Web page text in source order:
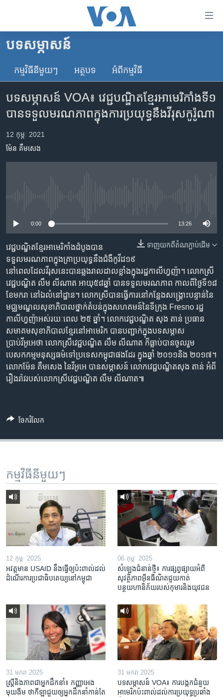
គេហទំព័រ​
និង​
ចូល​
ទំព័រ​
ម្តង
រំលង​
សម្ព័ន្ធ​
រំលង​
និង​
ចូល​
ទៅ​
កាន់​
ទំព័រ​
ស្វែង​
រក
កម្ពុជា
អន្តរជាតិ
ហេឡូវីអូអេ
កម្ពុជាច្នៃប្រតិដ្ឋ
បណ្តាញ​សង្គម
ភាសា
បទ​សម្ភាសន៍
កម្មវិធី​នីមួយៗ អត្ថបទ​ អំពី​កម្មវិធី​
បទសម្ភាសន៍ VOA៖ វេជ្ជបណ្ឌិតខ្មែរអាមេរិកាំងទី១
បានទទួលមរណភាពក្នុងការប្រយុទ្ធនឹងវីរុសកូរ៉ូណា
12 កុម្ភៈ 2021
ម៉ែន គឹមសេង
0:00 13:26
ទាញ​យក​ពី​តំណភ្ជាប់​ដើម
វេជ្ជបណ្ឌិតខ្មែរអាមេរិកាំងដំបូងបាន
ទទួលមរណភាពក្នុងគ្រាប្រយុទ្ធនឹងជំងឺកូវីដ១៩
នៅពេលដែលវីរុសនេះបានឆ្លងរាលដាលខ្លាំងក្នុងរដ្ឋកាលីហ្វញ៉ា។ លោកស្រី
វេជ្ជបណ្ឌិត លឹម លីណាត អាយុ៥៨ឆ្នាំ បានទទួលមរណភាព កាលពីថ្ងៃទី១៨
ខែមករា នៅឯលំនៅដ្ឋាន។ លោកស្រីបានធ្វើការនៅកន្លែងសង្គ្រោះបន្ទាន់នៃ
មជ្ឈមណ្ឌលសុខាភិបាលថ្នាក់តំបន់ក្នុងសហគមន៍នៃទីក្រុង Fresno រដ្ឋ
កាលីហ្វញ៉ាអស់រយៈពេល ២៥ ឆ្នាំ។ លោកវេជ្ជបណ្ឌិត សុង តាន់ ប្រធាន
សមាគមសុខាភិបាលខ្មែរនៅអាមេរិក បានបញ្ជាក់ក្នុងបទសម្ភាស
ប្រាប់វីអូអេថា លោកស្រីវេជ្ជបណ្ឌិត លឹម លីណាត ក៏ធ្លាប់បានចូលរួម
បេសកកម្មមនុស្សធម៌ទៅប្រទេសកម្ពុជាផងដែរ ក្នុងឆ្នាំ ២០១១និង ២០១៧។
លោកម៉ែន គឹមសេង នៃវីអូអេ បានសម្ភាសន៍ លោកវេជ្ជបណ្ឌិតសុង តាន់ អំពី
រឿងរ៉ាវរបស់លោកស្រីវេជ្ជបណ្ឌិត លឹម លីណាត៕
ចែករំលែក
កម្មវិធី​នីមួយៗ
12 កុម្ភៈ 2025
អវត្តមាន USAID នឹងធ្វើឲ្យប៉ះពាល់ដល់
ដំណើរការប្រជាធិបតេយ្យនៅកម្ពុជា
06 កុម្ភៈ 2025
សំឡេងជំនាន់ថ្មី៖ ការផ្សព្វផ្សាយអំពី
សុវត្ថិភាពអ៊ីនធឺណិតជួយកាត់
បន្ថយហានិភ័យរបស់កុមារនិងយុវជន
31 មករា 2025
ស្រ្តី​និង​ភាព​ជា​អ្នក​ដឹកនាំ៖ កញ្ញា​អេង
មុយងីម ថា​កីឡា​ជួយឲ្យ​អ្នកដឹកនាំ​កាន់តែ​
31 មករា 2025
បទសម្ភាសន៍ VOA៖ ការបង្កក​ជំនួយ​
អាមេរិក​ប៉ះពាល់ដល់​ការប្រយុទ្ធ​ប្រឆាំង​